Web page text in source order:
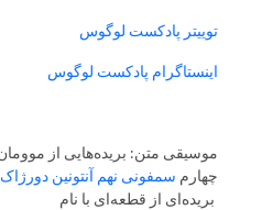
توییتر پادکست لوگوس
اینستاگرام پادکست لوگوس
چهارم سمفونی نهم آنتونین دورژاک